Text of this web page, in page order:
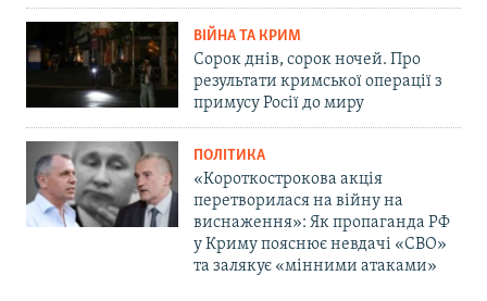
ВІЙНА ТА КРИМ
Сорок днів, сорок ночей. Про
результати кримської операції з
примусу Росії до миру
ПОЛІТИКА
«Короткострокова акція
перетворилася на війну на
виснаження»: Як пропаганда РФ
у Криму пояснює невдачі «СВО»
та залякує «мінними атаками»